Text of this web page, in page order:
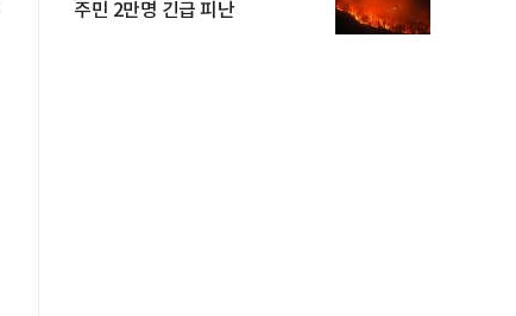
주민 2만명 긴급 피난